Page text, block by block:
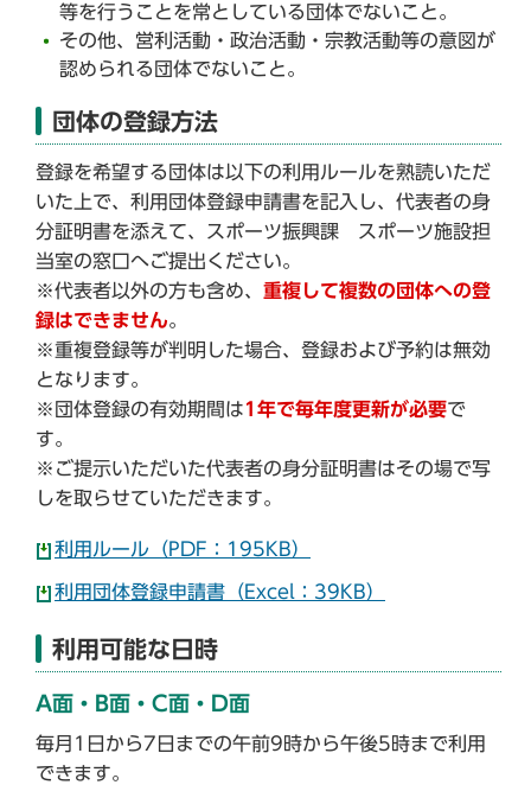
等を行うことを常としている団体でないこと。
その他、営利活動・政治活動・宗教活動等の意図が
認められる団体でないこと。
団体の登録方法
登録を希望する団体は以下の利用ルールを熟読いただ
いた上で、利用団体登録申請書を記入し、代表者の身
分証明書を添えて、スポーツ振興課 スポーツ施設担
当室の窓口へご提出ください。
※代表者以外の方も含め、 重複して複数の団体への登
録はできません。
※重複登録等が判明した場合、登録および予約は無効
となります。
※団体登録の有効期間は1年で毎年度更新が必要で
す。
※ご提示いただいた代表者の身分証明書はその場で写
しを取らせていただきます。
利用ルール（PDF：195KB）
利用団体登録申請書（Excel：39KB）
利用可能な日時
A面・B面・C面・D面
毎月1日から7日までの午前9時から午後5時まで利用
できます。